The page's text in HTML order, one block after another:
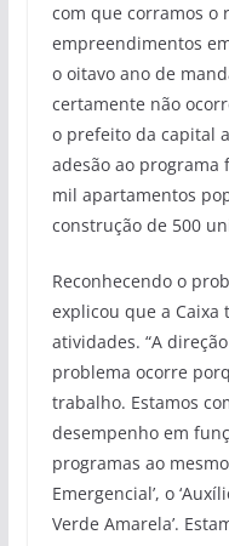
com que corramos o
empreendimentos
o oitavo ano de
certamente não
o prefeito da capital
adesão ao programa
mil apartamentos
construção de 500
Reconhecendo o
explicou que a
atividades. “A
problema ocorre
trabalho. Estamos
desempenho em
programas ao mesmo
Emergencial’, o
Verde Amarela’.